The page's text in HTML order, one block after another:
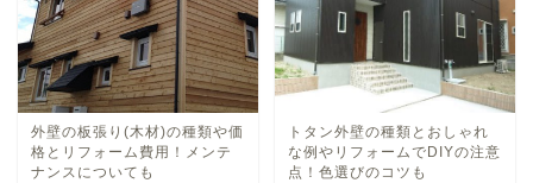
外壁の板張り(木材)の種類や価
格とリフォーム費用！メンテ
ナンスについても
トタン外壁の種類とおしゃれ
な例やリフォームでDIYの注意
点！色選びのコツも